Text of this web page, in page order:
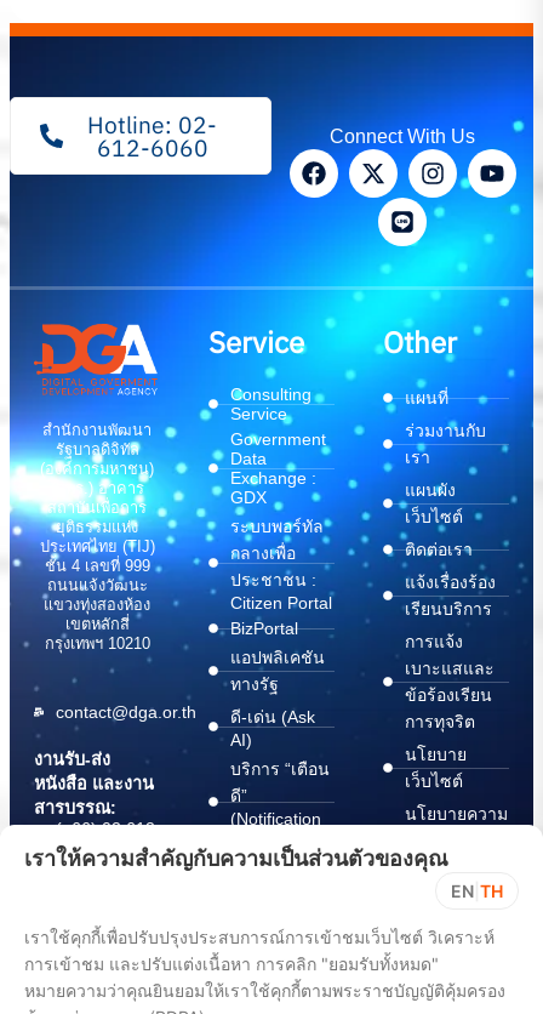
Hotline: 02-
612-6060 Connect With Us
สำนักงานพัฒนา
รัฐบาลดิจิทัล
(องค์การมหาชน)
(สพร.) อาคาร
สถาบันเพื่อการ
ยุติธรรมแห่ง
ประเทศไทย (TIJ)
ชั้น 4 เลขที่ 999
ถนนแจ้งวัฒนะ
แขวงทุ่งสองห้อง
เขตหลักสี่
กรุงเทพฯ 10210
contact@dga.or.th
งานรับ-ส่ง
หนังสือ และงาน
สารบรรณ:
(+66) 02 612
6000
saraban@dga.or.th
Center:
(+66) 02 612
Service
Consulting
Service
Government
Data
Exchange :
GDX
ระบบพอร์ทัล
กลางเพื่อ
ประชาชน :
Citizen Portal
BizPortal
แอปพลิเคชัน
ทางรัฐ
ดี-เด่น (Ask
AI)
บริการ “เตือน
ดี”
(Notification
บริการ
(Document
Wallet)
Other
แผนที่
ร่วมงานกับ
เรา
แผนผัง
เว็บไซต์
ติดต่อเรา
แจ้งเรื่องร้อง
เรียนบริการ
การแจ้ง
เบาะแสและ
ข้อร้องเรียน
การทุจริต
นโยบาย
เว็บไซต์
นโยบายความ
ปลอดภัย
สารสนเทศ
ChangeLog
เราให้ความสำคัญกับความเป็นส่วนตัวของคุณ
EN TH
เราใช้คุกกี้เพื่อปรับปรุงประสบการณ์การเข้าชมเว็บไซต์ วิเคราะห์
การเข้าชม และปรับแต่งเนื้อหา การคลิก "ยอมรับทั้งหมด"
หมายความว่าคุณยินยอมให้เราใช้คุกกี้ตามพระราชบัญญัติคุ้มครอง